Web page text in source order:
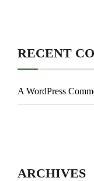
RECENT
A WordPress
ARCHIVES